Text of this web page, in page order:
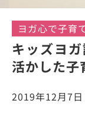
ヨガ心で子育
キッズヨ
活かした
2019年12月7日